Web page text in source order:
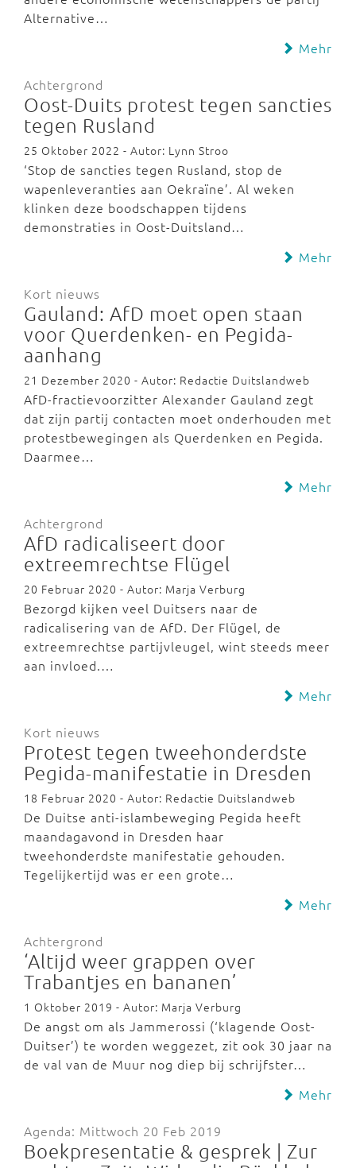
Alternative…
Mehr
Achtergrond
Oost-Duits protest tegen sancties
tegen Rusland
25 Oktober 2022 - Autor: Lynn Stroo
‘Stop de sancties tegen Rusland, stop de
wapenleveranties aan Oekraïne’. Al weken
klinken deze boodschappen tijdens
demonstraties in Oost-Duitsland…
Mehr
Kort nieuws
Gauland: AfD moet open staan
voor Querdenken- en Pegida-
aanhang
21 Dezember 2020 - Autor: Redactie Duitslandweb
AfD-fractievoorzitter Alexander Gauland zegt
dat zijn partij contacten moet onderhouden met
protestbewegingen als Querdenken en Pegida.
Daarmee…
Mehr
Achtergrond
AfD radicaliseert door
extreemrechtse Flügel
20 Februar 2020 - Autor: Marja Verburg
Bezorgd kijken veel Duitsers naar de
radicalisering van de AfD. Der Flügel, de
extreemrechtse partijvleugel, wint steeds meer
aan invloed.…
Mehr
Kort nieuws
Protest tegen tweehonderdste
Pegida-manifestatie in Dresden
18 Februar 2020 - Autor: Redactie Duitslandweb
De Duitse anti-islambeweging Pegida heeft
maandagavond in Dresden haar
tweehonderdste manifestatie gehouden.
Tegelijkertijd was er een grote…
Mehr
Achtergrond
‘Altijd weer grappen over
Trabantjes en bananen’
1 Oktober 2019 - Autor: Marja Verburg
De angst om als Jammerossi (‘klagende Oost-
Duitser’) te worden weggezet, zit ook 30 jaar na
de val van de Muur nog diep bij schrijfster…
Mehr
Agenda: Mittwoch 20 Feb 2019
Boekpresentatie & gesprek | Zur